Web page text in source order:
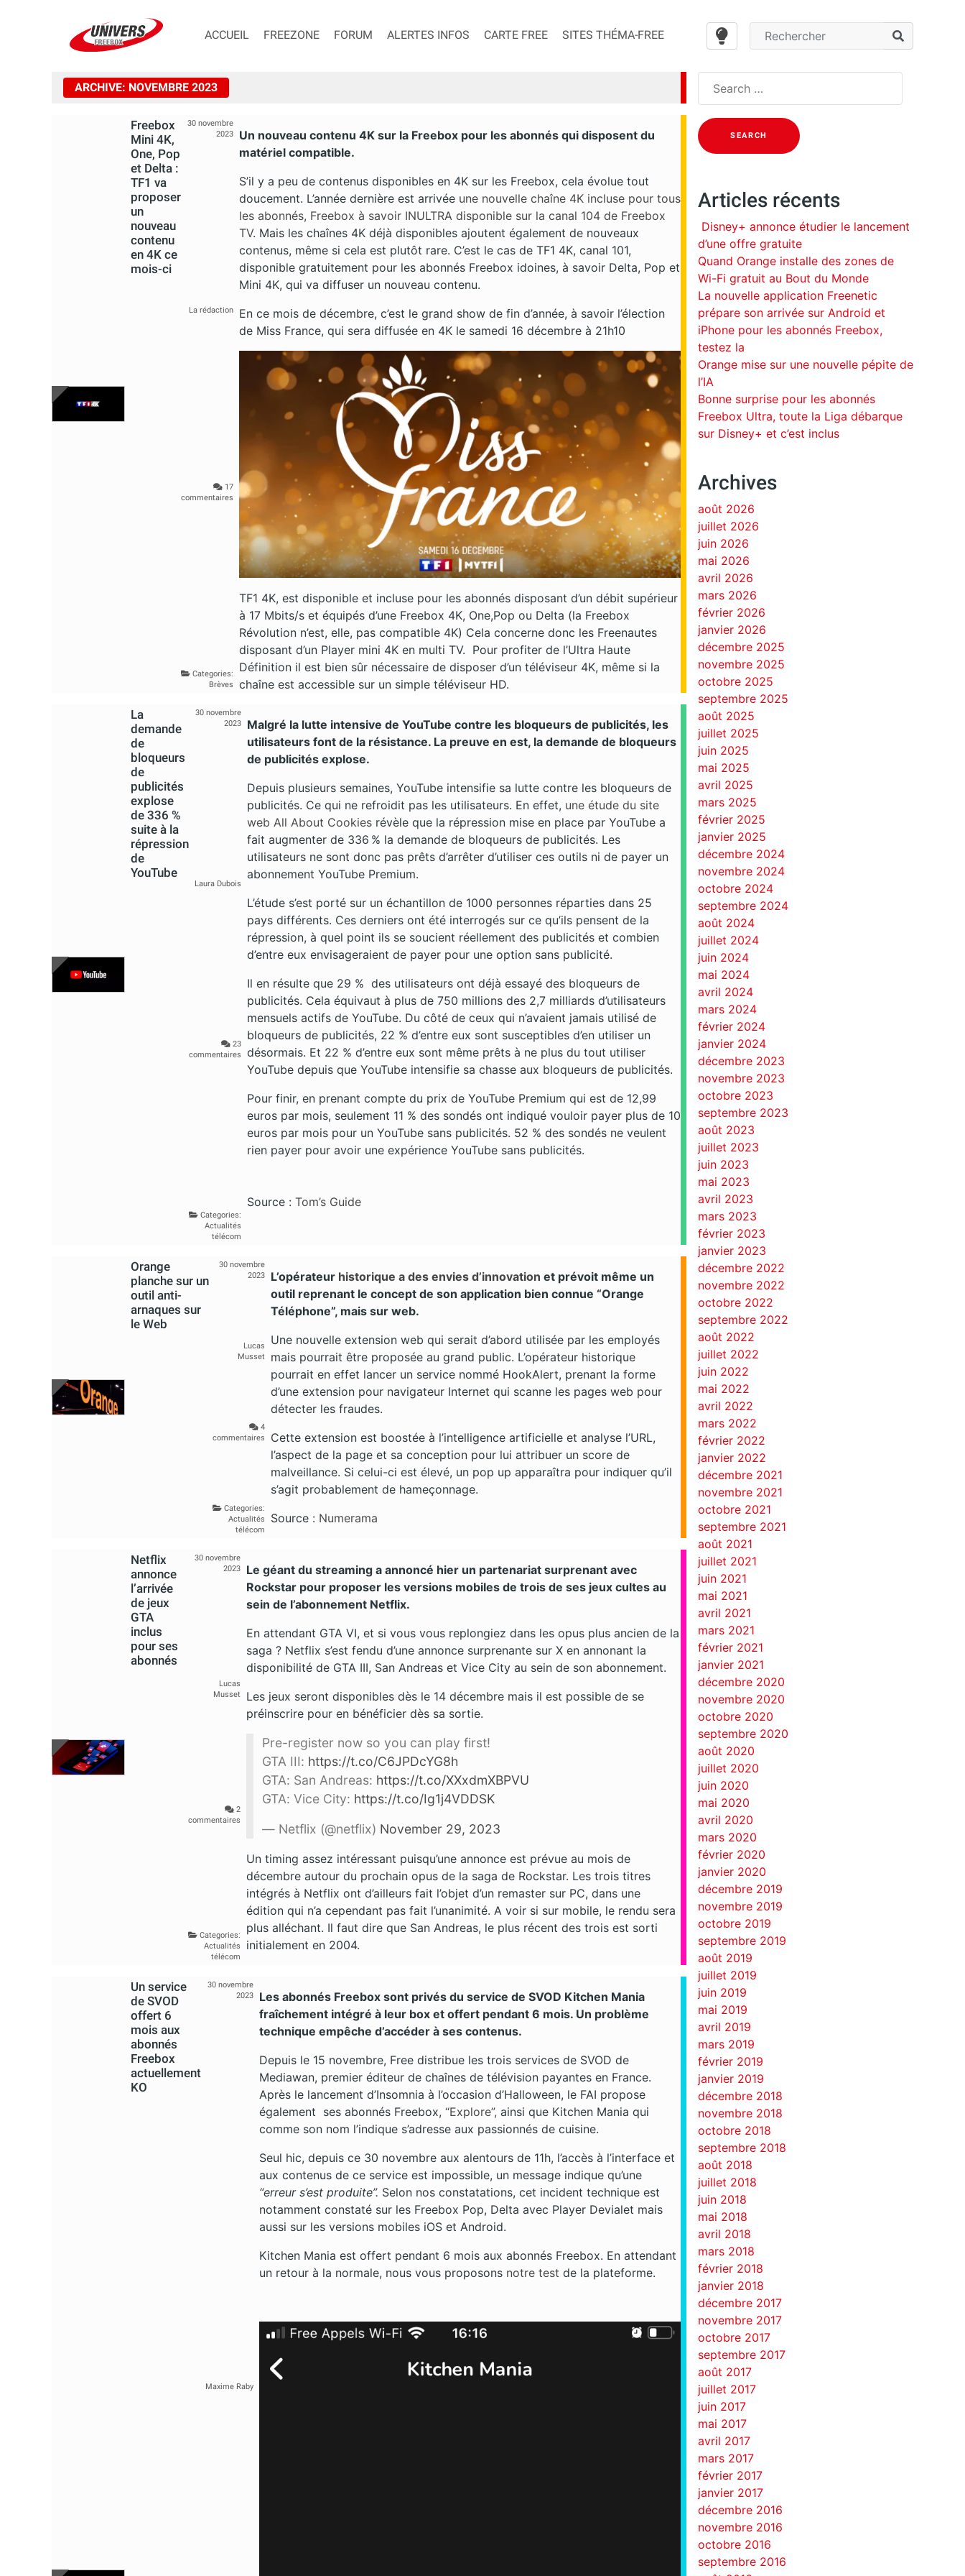
ACCUEIL FREEZONE FORUM ALERTES INFOS CARTE FREE SITES THÉMA-FREE
ARCHIVE: NOVEMBRE 2023
Freebox
Mini 4K,
One, Pop
et Delta :
TF1 va
proposer
un
nouveau
contenu
en 4K ce
mois-ci
30 novembre
2023
La rédaction
17
commentaires
Categories:
Brèves
Un nouveau contenu 4K sur la Freebox pour les abonnés qui disposent du
matériel compatible.
S’il y a peu de contenus disponibles en 4K sur les Freebox, cela évolue tout
doucement. L’année dernière est arrivée une nouvelle chaîne 4K incluse pour tous
les abonnés, Freebox à savoir INULTRA disponible sur la canal 104 de Freebox
TV. Mais les chaînes 4K déjà disponibles ajoutent également de nouveaux
contenus, même si cela est plutôt rare. C’est le cas de TF1 4K, canal 101,
disponible gratuitement pour les abonnés Freebox idoines, à savoir Delta, Pop et
Mini 4K, qui va diffuser un nouveau contenu.
En ce mois de décembre, c’est le grand show de fin d’année, à savoir l’élection
de Miss France, qui sera diffusée en 4K le samedi 16 décembre à 21h10
TF1 4K, est disponible et incluse pour les abonnés disposant d’un débit supérieur
à 17 Mbits/s et équipés d’une Freebox 4K, One,Pop ou Delta (la Freebox
Révolution n’est, elle, pas compatible 4K) Cela concerne donc les Freenautes
disposant d’un Player mini 4K en multi TV. Pour profiter de l’Ultra Haute
Définition il est bien sûr nécessaire de disposer d’un téléviseur 4K, même si la
chaîne est accessible sur un simple téléviseur HD.
La
demande
de
bloqueurs
de
publicités
explose
de 336 %
suite à la
répression
de
YouTube
30 novembre
2023
Laura Dubois
23
commentaires
Categories:
Actualités
télécom
Malgré la lutte intensive de YouTube contre les bloqueurs de publicités, les
utilisateurs font de la résistance. La preuve en est, la demande de bloqueurs
de publicités explose.
Depuis plusieurs semaines, YouTube intensifie sa lutte contre les bloqueurs de
publicités. Ce qui ne refroidit pas les utilisateurs. En effet, une étude du site
web All About Cookies révèle que la répression mise en place par YouTube a
fait augmenter de 336 % la demande de bloqueurs de publicités. Les
utilisateurs ne sont donc pas prêts d’arrêter d’utiliser ces outils ni de payer un
abonnement YouTube Premium.
L’étude s’est porté sur un échantillon de 1000 personnes réparties dans 25
pays différents. Ces derniers ont été interrogés sur ce qu’ils pensent de la
répression, à quel point ils se soucient réellement des publicités et combien
d’entre eux envisageraient de payer pour une option sans publicité.
Il en résulte que 29 % des utilisateurs ont déjà essayé des bloqueurs de
publicités. Cela équivaut à plus de 750 millions des 2,7 milliards d’utilisateurs
mensuels actifs de YouTube. Du côté de ceux qui n’avaient jamais utilisé de
bloqueurs de publicités, 22 % d’entre eux sont susceptibles d’en utiliser un
désormais. Et 22 % d’entre eux sont même prêts à ne plus du tout utiliser
YouTube depuis que YouTube intensifie sa chasse aux bloqueurs de publicités.
Pour finir, en prenant compte du prix de YouTube Premium qui est de 12,99
euros par mois, seulement 11 % des sondés ont indiqué vouloir payer plus de 10
euros par mois pour un YouTube sans publicités. 52 % des sondés ne veulent
rien payer pour avoir une expérience YouTube sans publicités.
Source : Tom’s Guide
Orange
planche sur un
outil anti-
arnaques sur
le Web
30 novembre
2023
Lucas
Musset
4
commentaires
Categories:
Actualités
télécom
L’opérateur historique a des envies d’innovation et prévoit même un
outil reprenant le concept de son application bien connue “Orange
Téléphone”, mais sur web.
Une nouvelle extension web qui serait d’abord utilisée par les employés
mais pourrait être proposée au grand public. L’opérateur historique
pourrait en effet lancer un service nommé HookAlert, prenant la forme
d’une extension pour navigateur Internet qui scanne les pages web pour
détecter les fraudes.
Cette extension est boostée à l’intelligence artificielle et analyse l’URL,
l’aspect de la page et sa conception pour lui attribuer un score de
malveillance. Si celui-ci est élevé, un pop up apparaîtra pour indiquer qu’il
s’agit probablement de hameçonnage.
Source : Numerama
Netflix
annonce
l’arrivée
de jeux
GTA
inclus
pour ses
abonnés
30 novembre
2023
Lucas
Musset
2
commentaires
Categories:
Actualités
télécom
Le géant du streaming a annoncé hier un partenariat surprenant avec
Rockstar pour proposer les versions mobiles de trois de ses jeux cultes au
sein de l’abonnement Netflix.
En attendant GTA VI, et si vous vous replongiez dans les opus plus ancien de la
saga ? Netflix s’est fendu d’une annonce surprenante sur X en annonant la
disponibilité de GTA III, San Andreas et Vice City au sein de son abonnement.
Les jeux seront disponibles dès le 14 décembre mais il est possible de se
préinscrire pour en bénéficier dès sa sortie.
Pre-register now so you can play first!
GTA III: https://t.co/C6JPDcYG8h
GTA: San Andreas: https://t.co/XXxdmXBPVU
GTA: Vice City: https://t.co/Ig1j4VDDSK
— Netflix (@netflix) November 29, 2023
Un timing assez intéressant puisqu’une annonce est prévue au mois de
décembre autour du prochain opus de la saga de Rockstar. Les trois titres
intégrés à Netflix ont d’ailleurs fait l’objet d’un remaster sur PC, dans une
édition qui n’a cependant pas fait l’unanimité. A voir si sur mobile, le rendu sera
plus alléchant. Il faut dire que San Andreas, le plus récent des trois est sorti
initialement en 2004.
Un service
de SVOD
offert 6
mois aux
abonnés
Freebox
actuellement
KO
30 novembre
2023
Maxime Raby
Les abonnés Freebox sont privés du service de SVOD Kitchen Mania
fraîchement intégré à leur box et offert pendant 6 mois. Un problème
technique empêche d’accéder à ses contenus.
Depuis le 15 novembre, Free distribue les trois services de SVOD de
Mediawan, premier éditeur de chaînes de télévision payantes en France.
Après le lancement d’Insomnia à l’occasion d’Halloween, le FAI propose
également ses abonnés Freebox, “Explore”, ainsi que Kitchen Mania qui
comme son nom l’indique s’adresse aux passionnés de cuisine.
Seul hic, depuis ce 30 novembre aux alentours de 11h, l’accès à l’interface et
aux contenus de ce service est impossible, un message indique qu’une
“erreur s’est produite”. Selon nos constatations, cet incident technique est
notamment constaté sur les Freebox Pop, Delta avec Player Devialet mais
aussi sur les versions mobiles iOS et Android.
Kitchen Mania est offert pendant 6 mois aux abonnés Freebox. En attendant
un retour à la normale, nous vous proposons notre test de la plateforme.
for:
Articles récents
Disney+ annonce étudier le lancement
d’une offre gratuite
Quand Orange installe des zones de
Wi-Fi gratuit au Bout du Monde
La nouvelle application Freenetic
prépare son arrivée sur Android et
iPhone pour les abonnés Freebox,
testez la
Orange mise sur une nouvelle pépite de
l’IA
Bonne surprise pour les abonnés
Freebox Ultra, toute la Liga débarque
sur Disney+ et c’est inclus
Archives
août 2026
juillet 2026
juin 2026
mai 2026
avril 2026
mars 2026
février 2026
janvier 2026
décembre 2025
novembre 2025
octobre 2025
septembre 2025
août 2025
juillet 2025
juin 2025
mai 2025
avril 2025
mars 2025
février 2025
janvier 2025
décembre 2024
novembre 2024
octobre 2024
septembre 2024
août 2024
juillet 2024
juin 2024
mai 2024
avril 2024
mars 2024
février 2024
janvier 2024
décembre 2023
novembre 2023
octobre 2023
septembre 2023
août 2023
juillet 2023
juin 2023
mai 2023
avril 2023
mars 2023
février 2023
janvier 2023
décembre 2022
novembre 2022
octobre 2022
septembre 2022
août 2022
juillet 2022
juin 2022
mai 2022
avril 2022
mars 2022
février 2022
janvier 2022
décembre 2021
novembre 2021
octobre 2021
septembre 2021
août 2021
juillet 2021
juin 2021
mai 2021
avril 2021
mars 2021
février 2021
janvier 2021
décembre 2020
novembre 2020
octobre 2020
septembre 2020
août 2020
juillet 2020
juin 2020
mai 2020
avril 2020
mars 2020
février 2020
janvier 2020
décembre 2019
novembre 2019
octobre 2019
septembre 2019
août 2019
juillet 2019
juin 2019
mai 2019
avril 2019
mars 2019
février 2019
janvier 2019
décembre 2018
novembre 2018
octobre 2018
septembre 2018
août 2018
juillet 2018
juin 2018
mai 2018
avril 2018
mars 2018
février 2018
janvier 2018
décembre 2017
novembre 2017
octobre 2017
septembre 2017
août 2017
juillet 2017
juin 2017
mai 2017
avril 2017
mars 2017
février 2017
janvier 2017
décembre 2016
novembre 2016
octobre 2016
septembre 2016